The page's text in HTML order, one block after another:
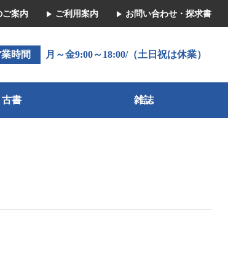
ご案内 ご利用案内 お問い合わせ・探求書
時間 月～金9:00～18:00/（土日祝は休業）
古書 雑誌